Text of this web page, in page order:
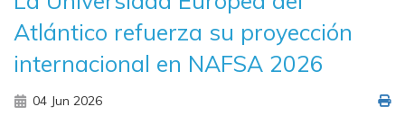
principal
Atlántico refuerza su proyección
internacional en NAFSA 2026
04 Jun 2026